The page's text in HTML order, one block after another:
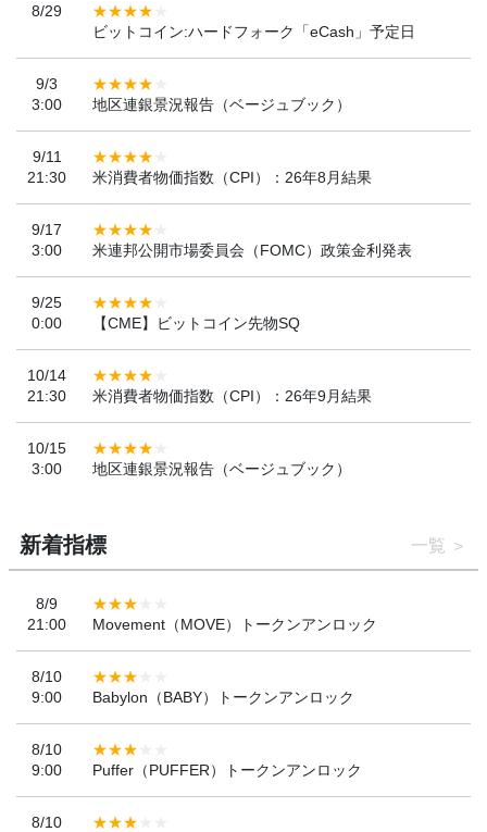
8/29
ビットコイン:ハードフォーク「eCash」予定日
9/3
3:00
地区連銀景況報告（ベージュブック）
9/11
21:30
米消費者物価指数（CPI）：26年8月結果
9/17
3:00
米連邦公開市場委員会（FOMC）政策金利発表
9/25
0:00
【CME】ビットコイン先物SQ
10/14
21:30
米消費者物価指数（CPI）：26年9月結果
10/15
3:00
地区連銀景況報告（ベージュブック）
新着指標 一覧
8/9
21:00
Movement（MOVE）トークンアンロック
8/10
9:00
Babylon（BABY）トークンアンロック
8/10
9:00
Puffer（PUFFER）トークンアンロック
8/10